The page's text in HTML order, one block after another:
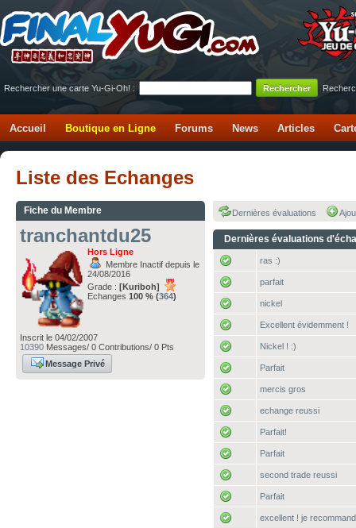
Rechercher une carte Yu-Gi-Oh! :
Accueil Boutique en Ligne Forums News Articles
Liste des Echanges
Fiche du Membre
tranchantdu25
Hors Ligne
Membre Inactif depuis le
24/08/2016
Grade : [Kuriboh]
Echanges 100 % (364)
Inscrit le 04/02/2007
10390 Messages/ 0 Contributions/ 0 Pts
Message Privé
Dernières évaluations
Dernières évaluations
ras :)
parfait
nickel
Excellent évidemment !
Nickel ! :)
Parfait
mercis gros
echange reussi
Parfait!
Parfait
second trade reussi
Parfait
excellent ! je